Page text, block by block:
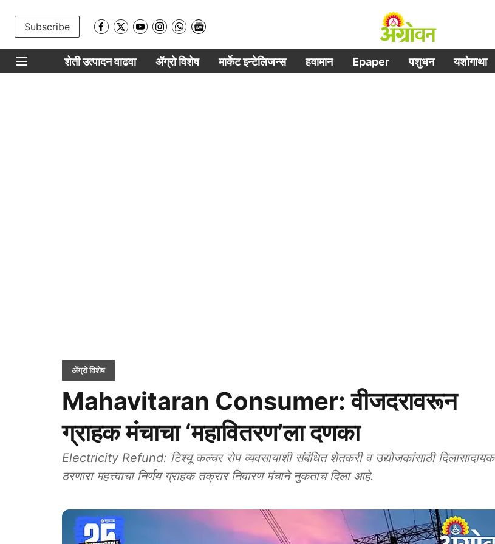
Subscribe
शेती उत्पादन वाढवा ॲग्रो विशेष मार्केट इन्टेलिजन्स हवामान Epaper पशुधन यशोगाथा
ॲग्रो विशेष
Mahavitaran Consumer: वीजदरावरून
ग्राहक मंचाचा ‘महावितरण’ला दणका
Electricity Refund: टिश्यू कल्चर रोप व्यवसायाशी संबंधित शेतकरी व उद्योजकांसाठी दिलासादायक
ठरणारा महत्त्वाचा निर्णय ग्राहक तक्रार निवारण मंचाने नुकताच दिला आहे.